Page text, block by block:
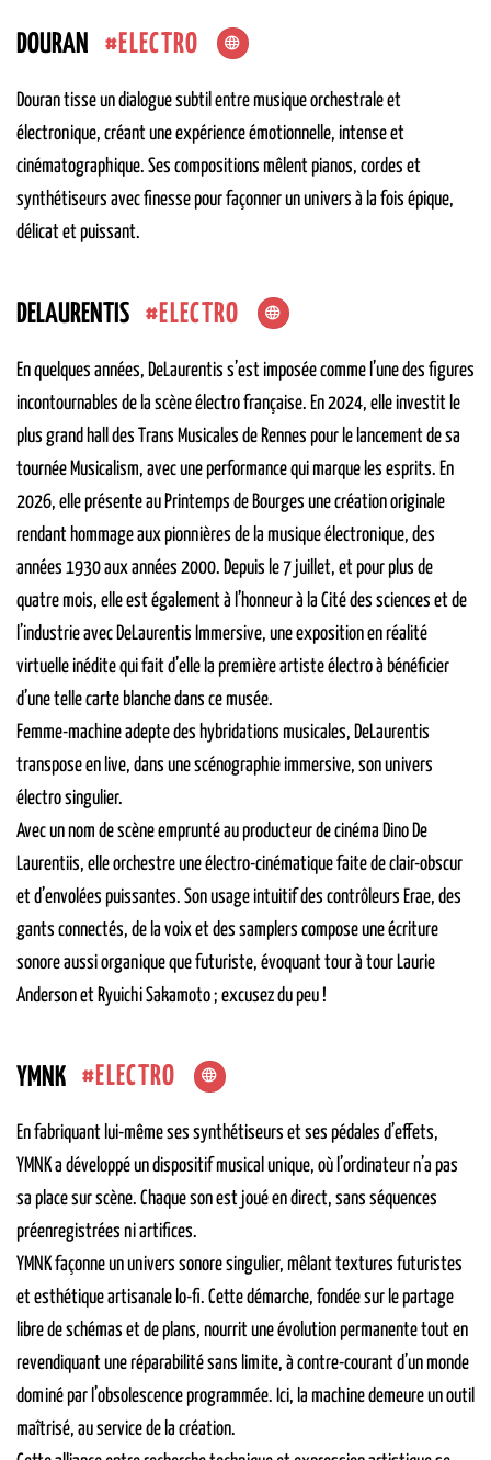
DOURAN ELECTRO
Douran tisse un dialogue subtil entre musique orchestrale et
électronique, créant une expérience émotionnelle, intense et
cinématographique. Ses compositions mêlent pianos, cordes et
synthétiseurs avec finesse pour façonner un univers à la fois épique,
délicat et puissant.
DELAURENTIS ELECTRO
En quelques années, DeLaurentis s’est imposée comme l’une des figures
incontournables de la scène électro française. En 2024, elle investit le
plus grand hall des Trans Musicales de Rennes pour le lancement de sa
tournée Musicalism, avec une performance qui marque les esprits. En
2026, elle présente au Printemps de Bourges une création originale
rendant hommage aux pionnières de la musique électronique, des
années 1930 aux années 2000. Depuis le 7 juillet, et pour plus de
quatre mois, elle est également à l’honneur à la Cité des sciences et de
l’industrie avec DeLaurentis Immersive, une exposition en réalité
virtuelle inédite qui fait d’elle la première artiste électro à bénéficier
d’une telle carte blanche dans ce musée.
Femme-machine adepte des hybridations musicales, DeLaurentis
transpose en live, dans une scénographie immersive, son univers
électro singulier.
Avec un nom de scène emprunté au producteur de cinéma Dino De
Laurentiis, elle orchestre une électro-cinématique faite de clair-obscur
et d’envolées puissantes. Son usage intuitif des contrôleurs Erae, des
gants connectés, de la voix et des samplers compose une écriture
sonore aussi organique que futuriste, évoquant tour à tour Laurie
Anderson et Ryuichi Sakamoto ; excusez du peu !
YMNK ELECTRO
En fabriquant lui-même ses synthétiseurs et ses pédales d’effets,
YMNK a développé un dispositif musical unique, où l’ordinateur n’a pas
sa place sur scène. Chaque son est joué en direct, sans séquences
préenregistrées ni artifices.
YMNK façonne un univers sonore singulier, mêlant textures futuristes
et esthétique artisanale lo-fi. Cette démarche, fondée sur le partage
libre de schémas et de plans, nourrit une évolution permanente tout en
revendiquant une réparabilité sans limite, à contre-courant d’un monde
dominé par l’obsolescence programmée. Ici, la machine demeure un outil
maîtrisé, au service de la création.